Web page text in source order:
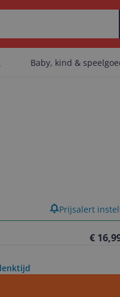
Baby, kind &
€
Prijsalert